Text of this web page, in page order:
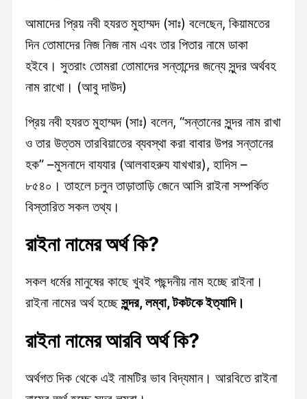
আমাদের প্রিয় নবী হযরত মুহাম্মদ (সাঃ) বলেছেন, কিয়ামতের
দিন তোমাদের নিজ নিজ নাম এবং তার পিতার নামে ডাকা
হইবে। সুতরাং তোমরা তোমাদের সন্তান্দের জন্যে সুন্দর অর্থবহ
নাম রাখো। (আবু দাউদ)
প্রিয় নবী হযরত মুহাম্মদ (সাঃ) বলেন, “সন্তানের সুন্দর নাম রাখা
ও তার উত্তম তারবিয়াতের ব্যবস্থা করা বাবার উপর সন্তানের
হক” –মুসনাদে বাযযার (আলবাহরুয যাখখার), হাদিস –
৮৫৪০। তাহলে চলুন তাড়াতাড়ি জেনে আসি রাইনা সম্পর্কিত
বিস্তারিত সকল তথ্য।
রাইনা নামের অর্থ কি?
সকল ধর্মের মানুষের কাছে খুবই পছন্দনীয় নাম হচ্ছে রাইনা।
রাইনা নামের অর্থ হচ্ছেসুন্দর, লম্বা, টকটকে ইত্যাদি।
রাইনানামের আরবি অর্থ কি?
অর্থগত দিক থেকে এই নামটির ভাব বিদ্যমান। আরবিতে রাইনা